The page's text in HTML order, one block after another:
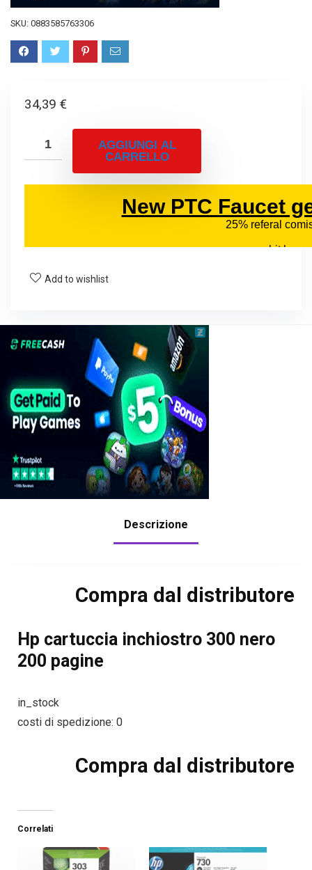
SKU: 0883585763306
34,39 €
AGGIUNGI AL
CARRELLO
Add to wishlist
Descrizione
Compra dal distributore
Hp cartuccia inchiostro 300 nero
200 pagine
in_stock
costi di spedizione: 0
Compra dal distributore
Correlati